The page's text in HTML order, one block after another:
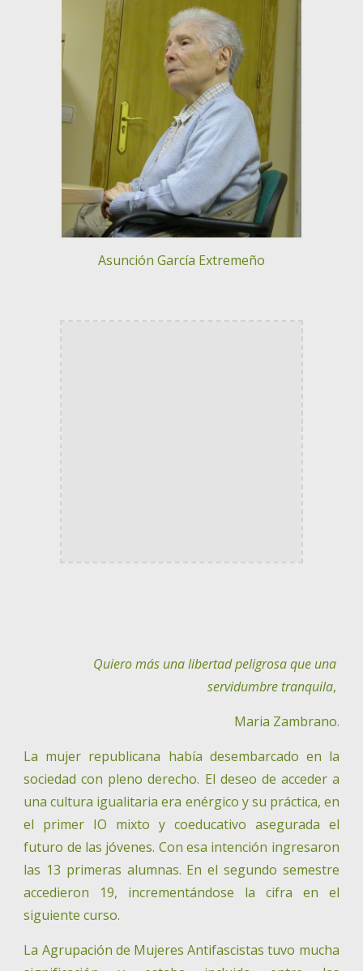
Asunción García Extremeño
Quiero más una libertad peligrosa que una
servidumbre tranquila,
Maria Zambrano.
La mujer republicana había desembarcado en la
sociedad con pleno derecho. El deseo de acceder a
una cultura igualitaria era enérgico y su práctica, en
el primer IO mixto y coeducativo asegurada el
futuro de las jóvenes. Con esa intención ingresaron
las 13 primeras alumnas. En el segundo semestre
accedieron 19, incrementándose la cifra en el
siguiente curso.
La Agrupación de Mujeres Antifascistas tuvo mucha